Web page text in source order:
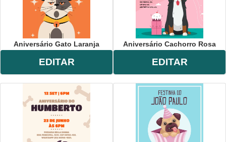
Aniversário Gato Laranja
EDITAR
Aniversário Cachorro Rosa
EDITAR